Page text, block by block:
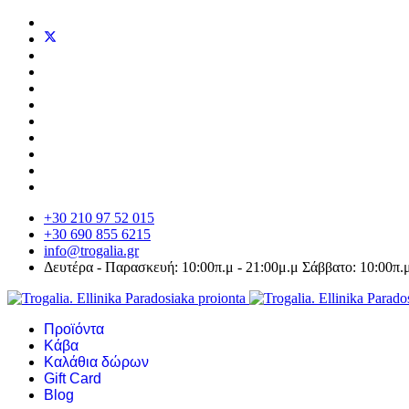
+30 210 97 52 015
+30 690 855 6215
info@trogalia.gr
Δευτέρα - Παρασκευή: 10:00π.μ - 21:00μ.μ Σάββατο:
Προϊόντα
Κάβα
Καλάθια δώρων
Gift Card
Blog